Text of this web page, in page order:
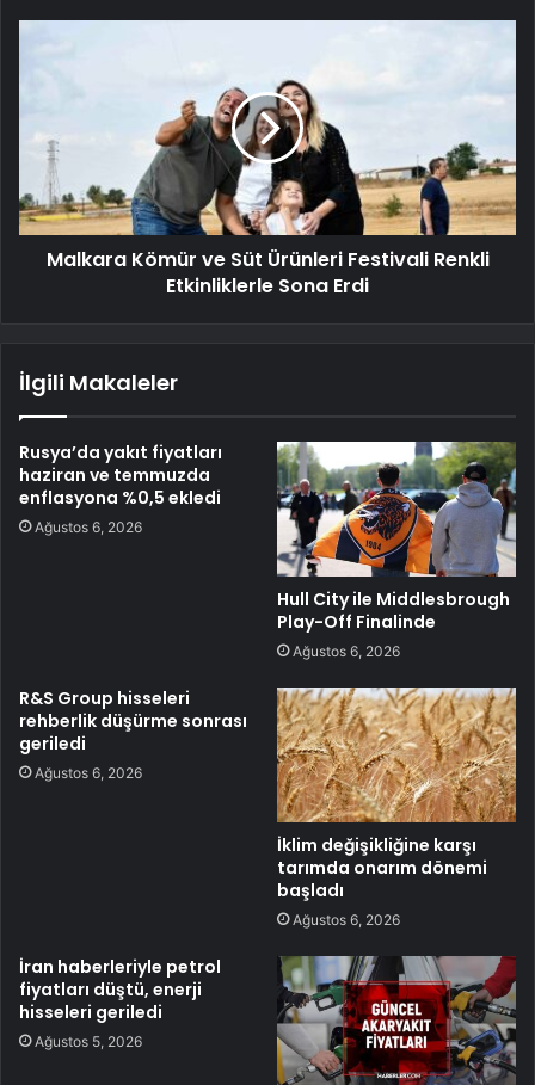
Malkara Kömür ve Süt Ürünleri Festivali Renkli
Etkinliklerle Sona Erdi
İlgili Makaleler
Rusya’da yakıt fiyatları
haziran ve temmuzda
enflasyona %0,5 ekledi
Ağustos 6, 2026
Hull City ile Middlesbrough
Play-Off Finalinde
Ağustos 6, 2026
R&S Group hisseleri
rehberlik düşürme sonrası
geriledi
Ağustos 6, 2026
İklim değişikliğine karşı
tarımda onarım dönemi
başladı
Ağustos 6, 2026
İran haberleriyle petrol
fiyatları düştü, enerji
hisseleri geriledi
Ağustos 5, 2026